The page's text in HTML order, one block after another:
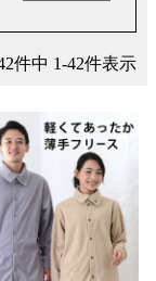
件中 1-42件表示